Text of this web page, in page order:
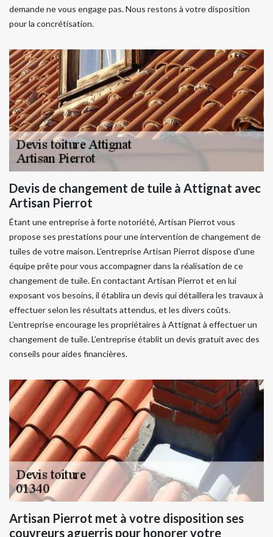
demande ne vous engage pas. Nous restons à votre disposition
pour la concrétisation.
Devis de changement de tuile à Attignat avec
Artisan Pierrot
Étant une entreprise à forte notoriété, Artisan Pierrot vous
propose ses prestations pour une intervention de changement de
tuiles de votre maison. L’entreprise Artisan Pierrot dispose d'une
équipe prête pour vous accompagner dans la réalisation de ce
changement de tuile. En contactant Artisan Pierrot et en lui
exposant vos besoins, il établira un devis qui détaillera les travaux à
effectuer selon les résultats attendus, et les divers coûts.
L’entreprise encourage les propriétaires à Attignat à effectuer un
changement de tuile. L’entreprise établit un devis gratuit avec des
conseils pour aides financières.
Artisan Pierrot met à votre disposition ses
couvreurs aguerris pour honorer votre